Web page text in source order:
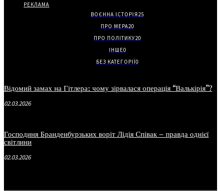
РЕКЛАМА
ВОЄННА ІСТОРІЯ25
ПРО МЕРА20
ПРО ПОЛІТИКУ20
ІНШЕ0
БЕЗ КАТЕГОРІЇ0
Відомий замах на Гітлера: чому зірвалася операція “Валькірія”?
02.03.2026
Господиня Бранденбурзьких воріт Лідія Співак – правда однієї
світлини
02.03.2026